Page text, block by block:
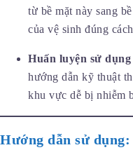
từ bề mặt này sang
của vệ sinh đúng
Huấn luyện sử
hướng dẫn kỹ thuật
khu vực dễ bị nhiễm
Hướng dẫn sử dụng: